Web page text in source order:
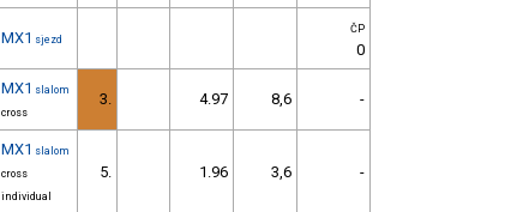
MX1 sjezd
ČP
0
MX1 slalom
cross
3. 4.97 8,6 -
MX1 slalom
cross
individual
5. 1.96 3,6 -